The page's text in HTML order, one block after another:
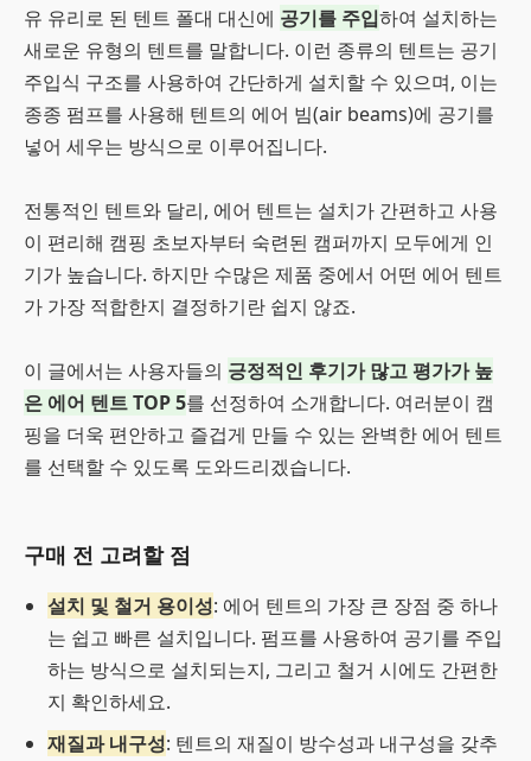
유 유리로 된 텐트 폴대 대신에 공기를 주입하여 설치하는
새로운 유형의 텐트를 말합니다. 이런 종류의 텐트는 공기
주입식 구조를 사용하여 간단하게 설치할 수 있으며, 이는
종종 펌프를 사용해 텐트의 에어 빔(air beams)에 공기를
넣어 세우는 방식으로 이루어집니다.
전통적인 텐트와 달리, 에어 텐트는 설치가 간편하고 사용
이 편리해 캠핑 초보자부터 숙련된 캠퍼까지 모두에게 인
기가 높습니다. 하지만 수많은 제품 중에서 어떤 에어 텐트
가 가장 적합한지 결정하기란 쉽지 않죠.
이 글에서는 사용자들의 긍정적인 후기가 많고 평가가 높
은 에어 텐트 TOP 5를 선정하여 소개합니다. 여러분이 캠
핑을 더욱 편안하고 즐겁게 만들 수 있는 완벽한 에어 텐트
를 선택할 수 있도록 도와드리겠습니다.
구매 전 고려할 점
설치 및 철거 용이성: 에어 텐트의 가장 큰 장점 중 하나
는 쉽고 빠른 설치입니다. 펌프를 사용하여 공기를 주입
하는 방식으로 설치되는지, 그리고 철거 시에도 간편한
지 확인하세요.
재질과 내구성: 텐트의 재질이 방수성과 내구성을 갖추